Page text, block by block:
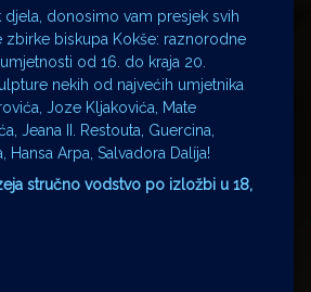
djela, donosimo vam presjek svih
zbirke biskupa Kokše: raznorodne
od 16. do kraja 20.
nekih od najvećih umjetnika
Joze Kljakovića, Mate
Jeana II. Restouta, Guercina,
Hansa Arpa, Salvadora Dalíja!
stručno vodstvo po izložbi u 18,